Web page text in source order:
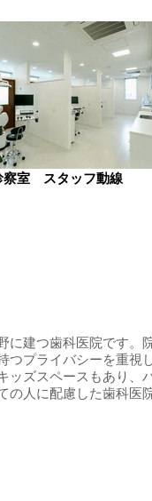
察室 スタッフ動線
に建つ歯科医院です。
つプライバシーを重視
ッズスペースもあり、
の人に配慮した歯科医